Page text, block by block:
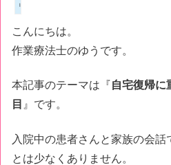
リハビリnote
こんにちは。
作業療法士のゆうです。
本記事のテーマは『自宅復帰に
目 』です。
入院中の患者さんと家族の会話
とは少なくありません。